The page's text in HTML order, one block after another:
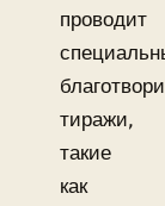
проводит
тиражи,
такие
как